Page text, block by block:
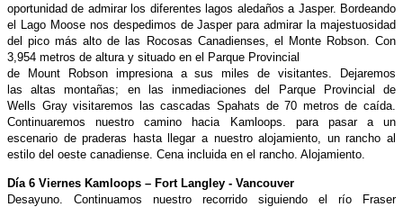
oportunidad de admirar los diferentes lagos aledaños a Jasper. Bordeando
el Lago Moose nos despedimos de Jasper para admirar la majestuosidad
del pico más alto de las Rocosas Canadienses, el Monte Robson. Con
3,954 metros de altura y situado en el Parque Provincial
de Mount Robson impresiona a sus miles de visitantes. Dejaremos
lasaltas montañas; en las inmediaciones del Parque Provincial de
Wells Gray visitaremos las cascadas Spahats de 70 metros de caída.
Continuaremosnuestro camino hacia Kamloops. para pasar a un
escenario de praderas hasta llegar a nuestro alojamiento, un rancho al
estilo del oeste canadiense. Cena incluida en el rancho. Alojamiento.
Día 6 Viernes Kamloops – Fort Langley - Vancouver
Desayuno. Continuamos nuestro recorrido siguiendo el río Fraser